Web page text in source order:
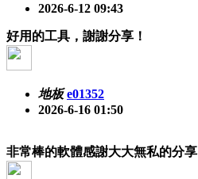
2026-6-12 09:43
好用的工具，謝謝分享！
地板 e01352
2026-6-16 01:50
非常棒的軟體感謝大大無私的分享